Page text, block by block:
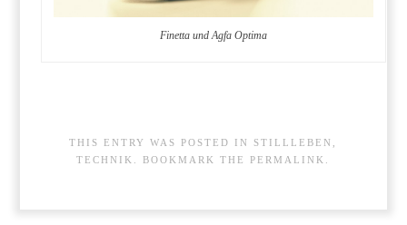
Finetta und Agfa Optima
THIS ENTRY WAS POSTED IN STILLLEBEN ,
TECHNIK . BOOKMARK THE PERMALINK .